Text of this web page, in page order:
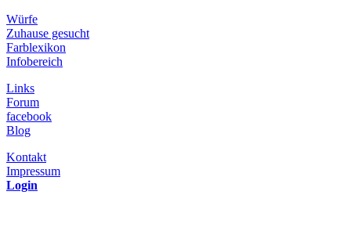
Würfe
Zuhause gesucht
Farblexikon
Infobereich
Links
Forum
facebook
Blog
Kontakt
Impressum
Login